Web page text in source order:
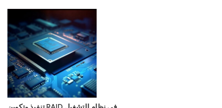
البرنامج الذي ينفذ خوارزمية RAID المقابلة. إذا لم يكن هناك برنامج RAID
مطابق، فإن البيانات الموجودة على القرص الفعلي تكون مجرد أجزاء قليلة،
ويمكن لبرنامج RAID فقط دمج هذه الأجزاء. لحسن الحظ، ستقوم معظم
برامج RAID الحالية بتخزين معلومات الخوارزمية الخاصة بها على القرص،
وبمجرد حدوث مشكلة في نظام التشغيل، أو حدوث مشكلة في الجهاز
المضيف، يمكنك توصيل هذه الأقراص بأجهزة أخرى، ثم تثبيت نفس برنامج
RAID . بعد أن يقرأ برنامج RAID معلومات RAID المخزنة في منطقة ثابتة
على القرص الصلب، ويمكن الاستمرار في استخدامه. يحتوي برنامج RAID